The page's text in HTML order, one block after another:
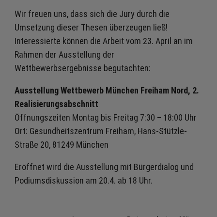
Wir freuen uns, dass sich die Jury durch die
Umsetzung dieser Thesen überzeugen ließ!
Interessierte können die Arbeit vom 23. April an im
Rahmen der Ausstellung der
Wettbewerbsergebnisse begutachten:
Ausstellung Wettbewerb München Freiham Nord, 2.
Realisierungsabschnitt
Öffnungszeiten Montag bis Freitag 7:30 – 18:00 Uhr
Ort: Gesundheitszentrum Freiham, Hans-Stützle-
Straße 20, 81249 München
Eröffnet wird die Ausstellung mit Bürgerdialog und
Podiumsdiskussion am 20.4. ab 18 Uhr.